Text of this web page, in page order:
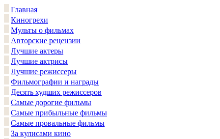
Главная
Киногрехи
Мульты о фильмах
Авторские рецензии
Лучшие актеры
Лучшие актрисы
Лучшие режиссеры
Фильмографии и награды
Десять худших режиссеров
Самые дорогие фильмы
Самые прибыльные фильмы
Самые провальные фильмы
За кулисами кино